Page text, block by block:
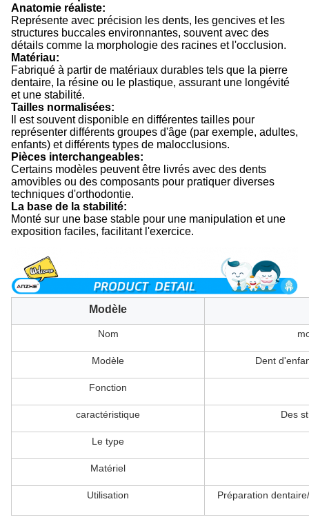
Anatomie réaliste:
Représente avec précision les dents, les gencives et les
structures buccales environnantes, souvent avec des
détails comme la morphologie des racines et l'occlusion.
Matériau:
Fabriqué à partir de matériaux durables tels que la pierre
dentaire, la résine ou le plastique, assurant une longévité
et une stabilité.
Tailles normalisées:
Il est souvent disponible en différentes tailles pour
représenter différents groupes d'âge (par exemple, adultes,
enfants) et différents types de malocclusions.
Pièces interchangeables:
Certains modèles peuvent être livrés avec des dents
amovibles ou des composants pour pratiquer diverses
techniques d'orthodontie.
La base de la stabilité:
Monté sur une base stable pour une manipulation et une
exposition faciles, facilitant l'exercice.
Modèle
Nom
Modèle Dent
Fonction
caractéristique Des
Le type
Matériel
Utilisation Préparation